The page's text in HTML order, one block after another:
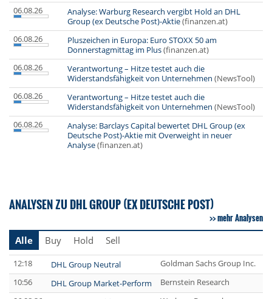
06.08.26
Analyse: Warburg Research vergibt Hold an DHL
Group (ex Deutsche Post)-Aktie(finanzen.at)
06.08.26
Pluszeichen in Europa: Euro STOXX 50 am
Donnerstagmittag im Plus(finanzen.at)
06.08.26
Verantwortung – Hitze testet auch die
Widerstandsfähigkeit von Unternehmen (NewsTool)
06.08.26
Verantwortung – Hitze testet auch die
Widerstandsfähigkeit von Unternehmen (NewsTool)
06.08.26
Analyse: Barclays Capital bewertet DHL Group (ex
Deutsche Post)-Aktie mit Overweight in neuer
Analyse(finanzen.at)
ANALYSEN ZU DHL GROUP (EX DEUTSCHE POST)
mehr Analysen
Alle
Buy Hold Sell
12:18 DHL Group Neutral
Goldman Sachs Group Inc.
10:56
DHL Group Market-Perform
Bernstein Research